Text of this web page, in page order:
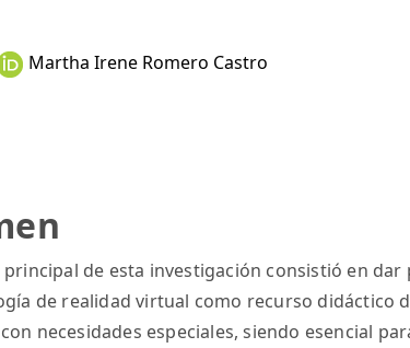
Martha Irene Romero Castro
de esta investigación consistió en
de realidad virtual como recurso didáctico
necesidades especiales, siendo esencial